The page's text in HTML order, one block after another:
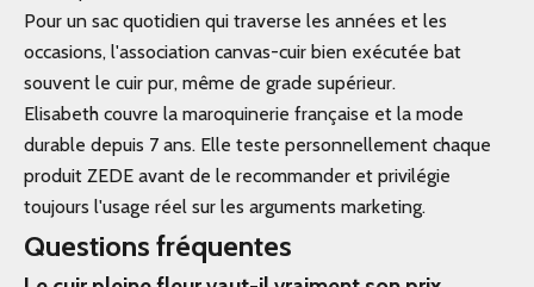
Pour un sac quotidien qui traverse les années et les
occasions, l'association canvas-cuir bien exécutée bat
souvent le cuir pur, même de grade supérieur.
Elisabeth couvre la maroquinerie française et la mode
durable depuis 7 ans. Elle teste personnellement chaque
produit ZEDE avant de le recommander et privilégie
toujours l'usage réel sur les arguments marketing.
Questions fréquentes